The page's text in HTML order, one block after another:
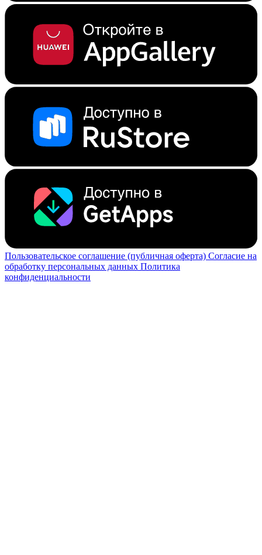
Пользовательское соглашение (публичная оферта) Согласие на
обработку персональных данных Политика
конфиденциальности